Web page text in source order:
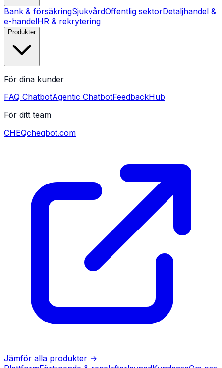
Bank & försäkringSjukvårdOffentlig sektorDetaljhandel &
e-handelHR & rekrytering
Produkter
För dina kunder
FAQ ChatbotAgentic ChatbotFeedbackHub
För ditt team
CHEQcheqbot.com
Jämför alla produkter →